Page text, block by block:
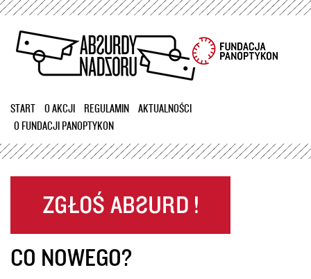
Przejdź
treści
START O AKCJI REGULAMIN
AKTUALNOŚCI
O FUNDACJI PANOPTYKON
CO NOWEGO?